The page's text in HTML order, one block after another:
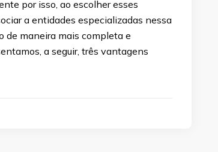
por isso, ao escolher esses
a entidades especializadas nessa
de maneira mais completa e
a seguir, três vantagens